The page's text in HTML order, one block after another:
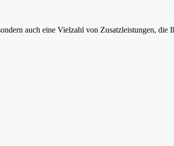
auch eine Vielzahl von Zusatzleistungen, die